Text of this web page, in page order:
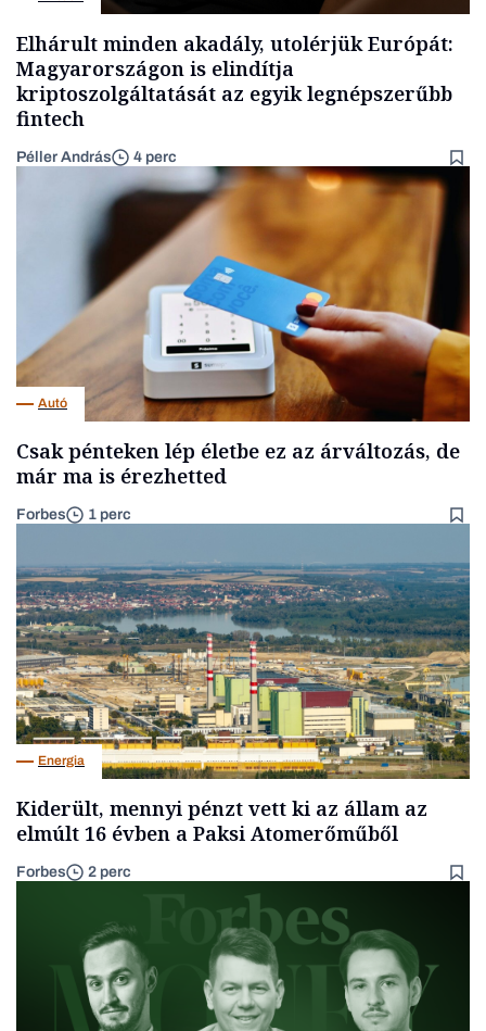
Elhárult minden akadály, utolérjük Európát:
Magyarországon is elindítja
kriptoszolgáltatását az egyik legnépszerűbb
fintech
Péller András 4 perc
Autó
Csak pénteken lép életbe ez az árváltozás, de
már ma is érezhetted
Forbes 1 perc
Energia
Kiderült, mennyi pénzt vett ki az állam az
elmúlt 16 évben a Paksi Atomerőműből
Forbes 2 perc